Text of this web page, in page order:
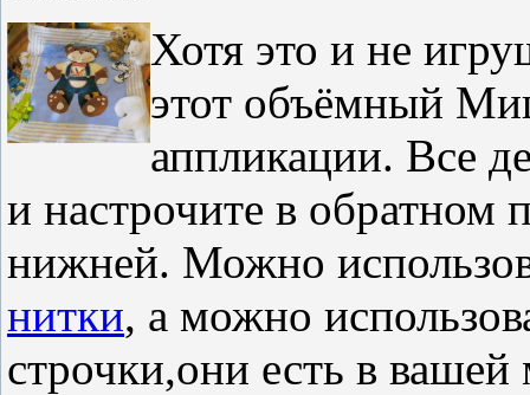
Хотя это и не
этот объёмный
аппликации. Все
и настрочите в обратном
нижней. Можно
нитки, а можно
строчки,они есть в